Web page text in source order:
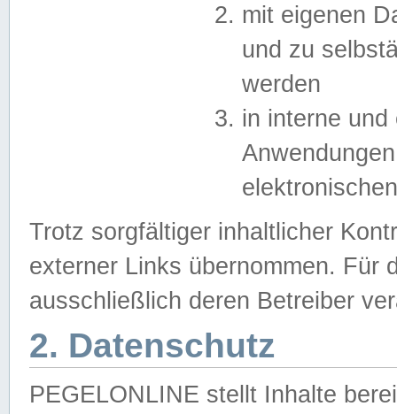
mit eigenen
und zu
werden
in interne
Trotz sorgfältiger inhaltlicher
externer Links übernommen. Für
ausschließlich deren Betreiber
2. Datenschutz
PEGELONLINE stellt Inhalte